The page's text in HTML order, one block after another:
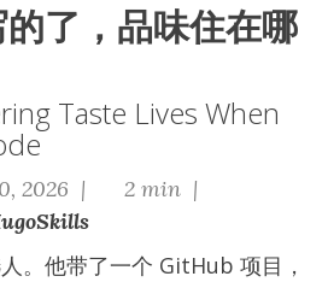
了，品味住在哪
Taste Lives When
2026 |
2 min |
。他带了一个 GitHub 项目，